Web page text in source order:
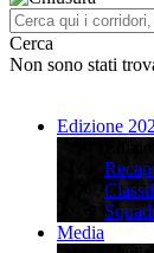
Cerca
Non sono stati
Edizione
Media